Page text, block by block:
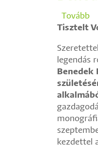
Tovább
-
Tisztelt
legendás
Benedek
kezdettel